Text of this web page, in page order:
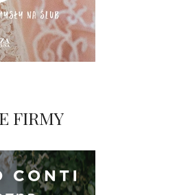
FIRMY